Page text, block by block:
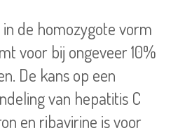
de homozygote vorm
voor bij ongeveer 10%
De kans op een
van hepatitis C
en ribavirine is voor